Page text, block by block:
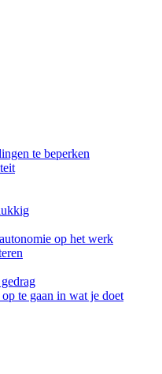
te beperken
op het werk
te gaan in wat je doet